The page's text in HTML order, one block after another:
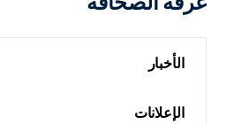
الأخبار
الإعلانات